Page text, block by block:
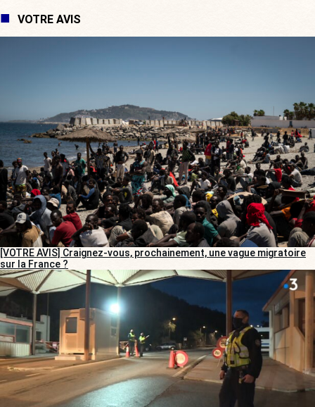
VOTRE AVIS
[VOTRE AVIS] Craignez-vous, prochainement, une vague migratoire
sur la France ?